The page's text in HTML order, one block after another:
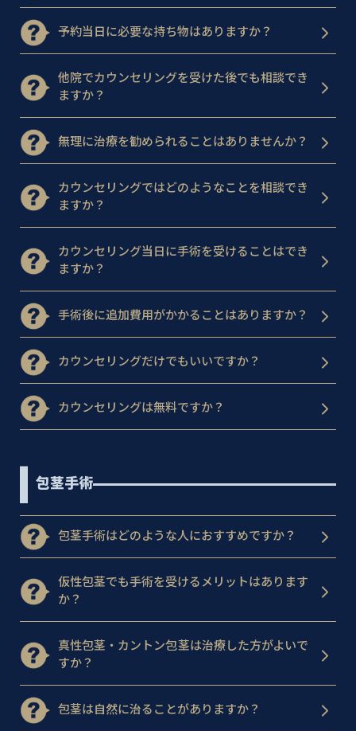
予約当日に必要な持ち物はありますか？
他院でカウンセリングを受けた後でも相談でき
ますか？
無理に治療を勧められることはありませんか？
カウンセリングではどのようなことを相談でき
ますか？
カウンセリング当日に手術を受けることはでき
ますか？
手術後に追加費用がかかることはありますか？
カウンセリングだけでもいいですか？
カウンセリングは無料ですか？
包茎手術
包茎手術はどのような人におすすめですか？
仮性包茎でも手術を受けるメリットはあります
か？
真性包茎・カントン包茎は治療した方がよいで
すか？
包茎は自然に治ることがありますか？